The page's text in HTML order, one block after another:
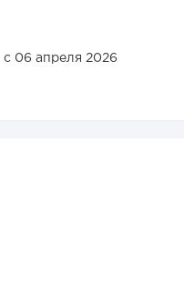
с 06 апреля 2026